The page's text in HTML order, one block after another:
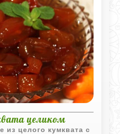
целиком
из целого кумквата с